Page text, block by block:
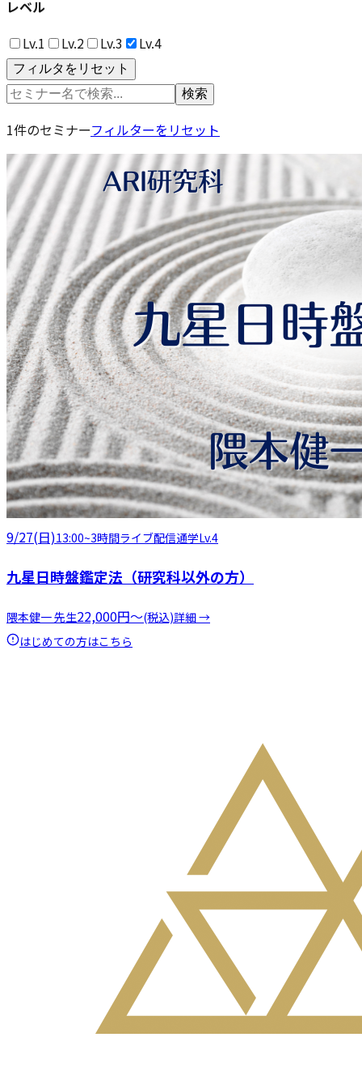
レベル
Lv.1
Lv.2 Lv.3 Lv.4
フィルタをリセット
検索
1件のセミナーフィルターをリセット
9/27(日)13:00~3時間ライブ配信通学Lv.4
九星日時盤鑑定法（研究科以外の方）
隈本健一先生22,000円〜(税込)詳細 →
はじめての方はこちら